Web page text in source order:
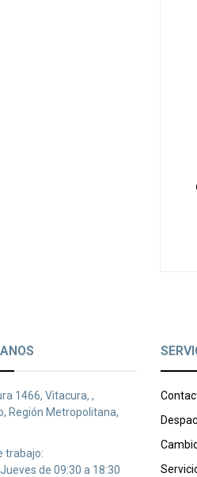
1466, Vitacura, ,
Región Metropolitana,
trabajo:
Jueves de 09:30 a 18:30